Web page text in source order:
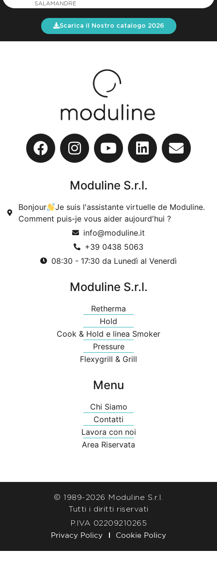
SALAMANDRE
Scarica il Nostro catalogo 2026
Moduline S.r.l.
Bonjour
Je suis l'assistante virtuelle de Moduline.
Comment puis-je vous aider aujourd'hui ?
info@moduline.it
+39 0438 5063
08:30 - 17:30 da Lunedì al Venerdì
Moduline S.r.l.
Retherma
Hold
Cook & Hold e linea Smoker
Pressure
Flexygrill & Grill
Menu
Chi Siamo
Contatti
Lavora con noi
Area Riservata
© 1989-2026 Moduline S.r.l.
Tutti i diritti riservati
P.IVA 02209210265
Privacy Policy Cookie Policy